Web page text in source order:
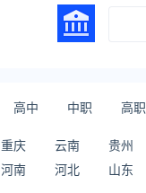
高中 中职 高职
重庆 云南 贵州
河南 河北 山东